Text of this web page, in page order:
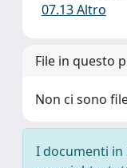
07.13 Altro
File in questo
Non ci sono
I documenti in